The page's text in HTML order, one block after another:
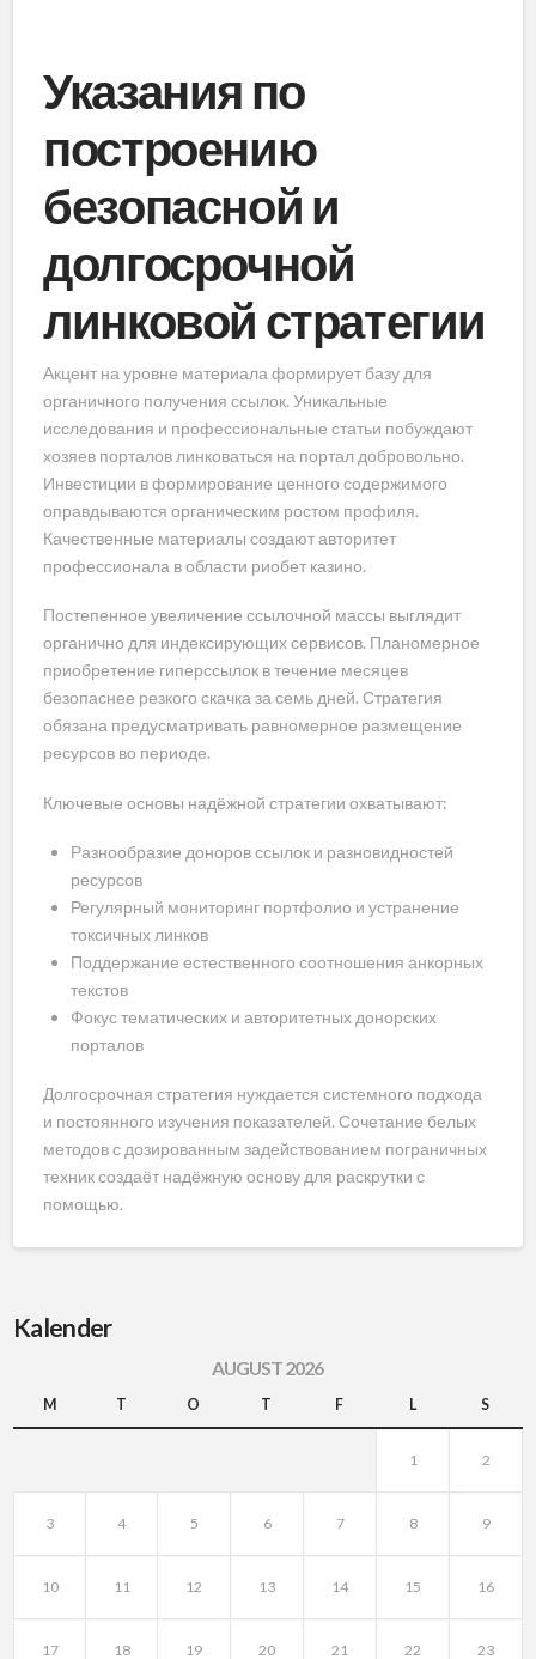
Указания по
построению
безопасной и
долгосрочной
линковой стратегии
Акцент на уровне материала формирует базу для
органичного получения ссылок. Уникальные
исследования и профессиональные статьи побуждают
хозяев порталов линковаться на портал добровольно.
Инвестиции в формирование ценного содержимого
оправдываются органическим ростом профиля.
Качественные материалы создают авторитет
профессионала в области риобет казино.
Постепенное увеличение ссылочной массы выглядит
органично для индексирующих сервисов. Планомерное
приобретение гиперссылок в течение месяцев
безопаснее резкого скачка за семь дней. Стратегия
обязана предусматривать равномерное размещение
ресурсов во периоде.
Ключевые основы надёжной стратегии охватывают:
Разнообразие доноров ссылок и разновидностей
ресурсов
Регулярный мониторинг портфолио и устранение
токсичных линков
Поддержание естественного соотношения анкорных
текстов
Фокус тематических и авторитетных донорских
порталов
Долгосрочная стратегия нуждается системного подхода
и постоянного изучения показателей. Сочетание белых
методов с дозированным задействованием пограничных
техник создаёт надёжную основу для раскрутки с
помощью.
Kalender
AUGUST 2026
M T O T F L S
1 2
3 4 5 6 7 8 9
10 11 12 13 14 15 16
17 18 19 20 21 22 23